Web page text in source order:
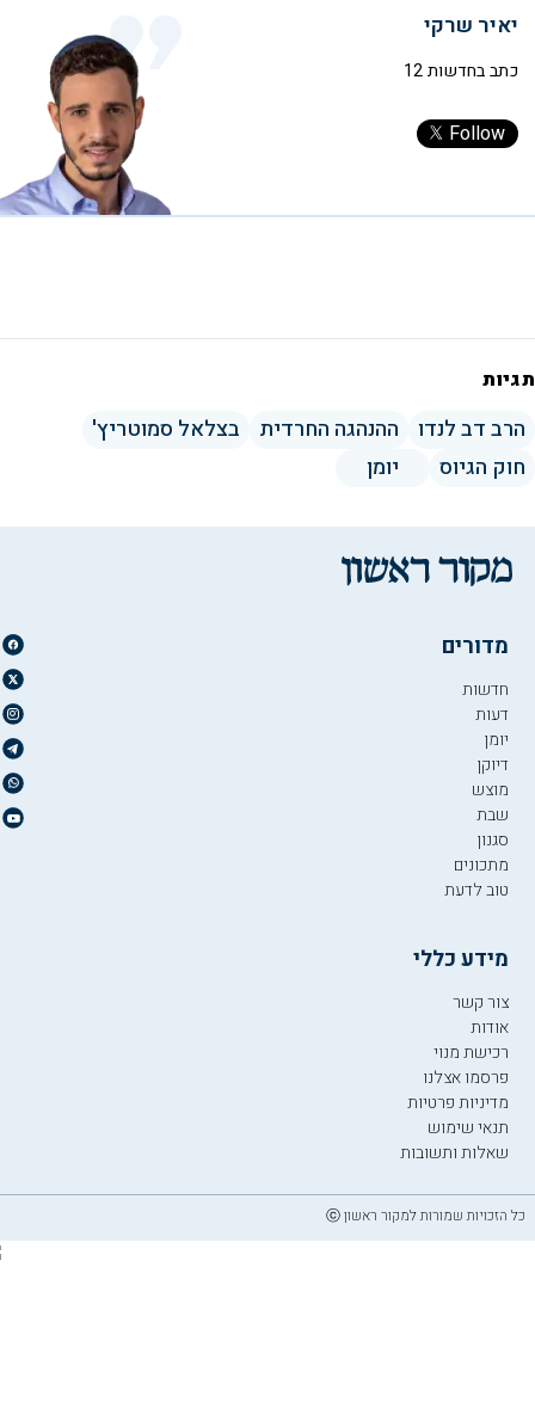
יאיר שרקי
כתב בחדשות 12
Follow
תגיות
הרב דב לנדו ההנהגה החרדית
בצלאל סמוטריץ'
חוק הגיוס
יומן
מדורים
חדשות
דעות
יומן
דיוקן
מוצש
שבת
סגנון
מתכונים
טוב לדעת
מידע כללי
צור קשר
אודות
רכישת מנוי
פרסמו אצלנו
מדיניות פרטיות
תנאי שימוש
שאלות ותשובות
כל הזכויות שמורות למקור ראשון ⓒ